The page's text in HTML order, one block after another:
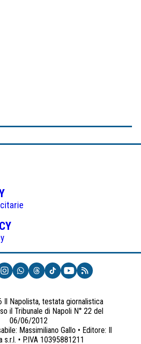
(APRE
IN
UNA
NUOVA
(APRE
UNA
NUOVA
SCHEDA)
Il Napolista, testata giornalistica
il Tribunale di Napoli N° 22 del
06/06/2012
Massimiliano Gallo • Editore: Il
s.r.l. • P.IVA 10395881211